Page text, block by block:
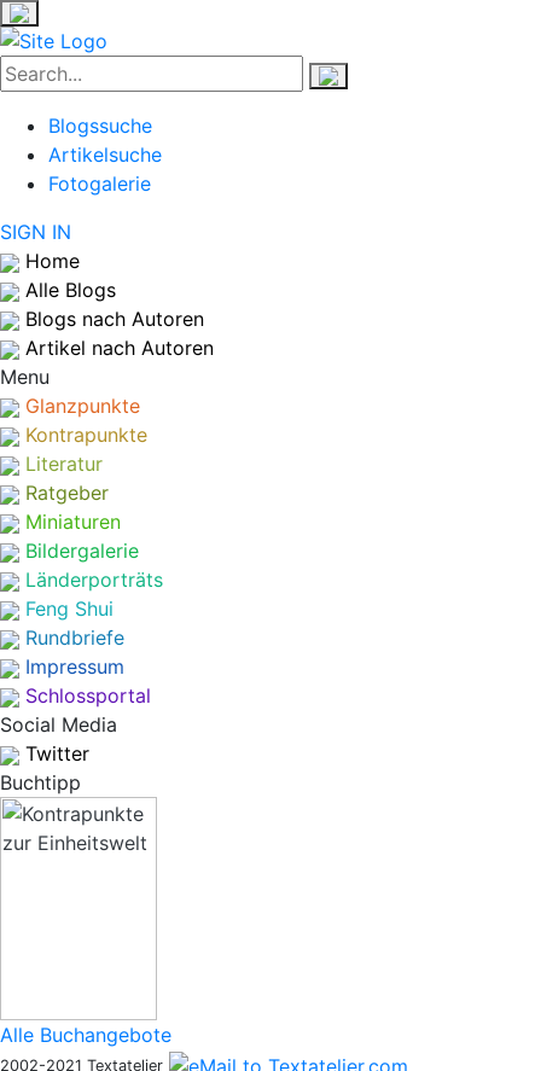
Blogssuche
Artikelsuche
Fotogalerie
SIGN IN
Home
Alle Blogs
Blogs nach Autoren
Artikel nach Autoren
Menu
Glanzpunkte
Kontrapunkte
Literatur
Ratgeber
Miniaturen
Bildergalerie
Länderporträts
Feng Shui
Rundbriefe
Impressum
Schlossportal
Social Media
Twitter
Buchtipp
Alle Buchangebote
2002-2021 Textatelier